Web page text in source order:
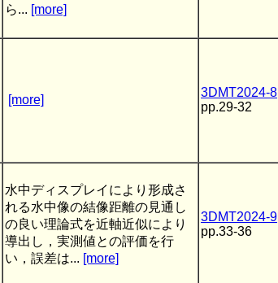
ら... [more]
[more]
3DMT2024-8
pp.29-32
水中ディスプレイにより形成さ
れる水中像の結像距離の見通し
の良い理論式を近軸近似により
導出し，実測値との評価を行
い，誤差は... [more]
3DMT2024-9
pp.33-36